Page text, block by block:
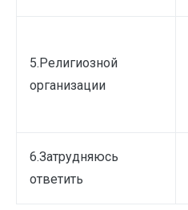
5.Религиозной
организации
6.Затрудняюсь
ответить